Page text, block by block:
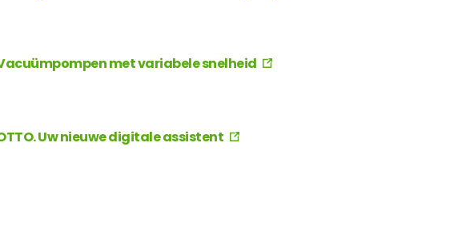
met variabele snelheid
Uw nieuwe digitale assistent